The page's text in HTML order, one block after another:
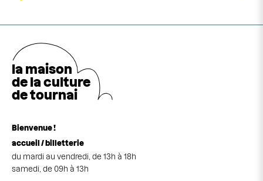
la maison
de la culture
de tournai
Bienvenue !
accueil / billetterie
du mardi au vendredi, de 13h à 18h
samedi, de 09h à 13h